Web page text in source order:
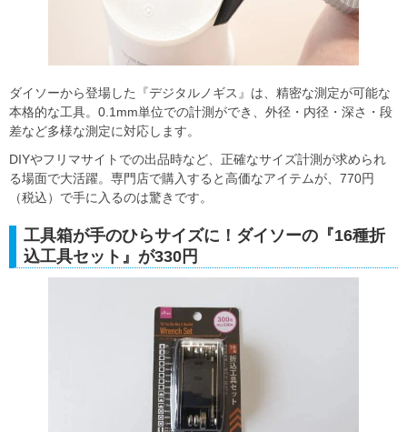
ダイソーから登場した『デジタルノギス』は、精密な測定が可能な
本格的な工具。0.1mm単位での計測ができ、外径・内径・深さ・段
差など多様な測定に対応します。
DIYやフリマサイトでの出品時など、正確なサイズ計測が求められ
る場面で大活躍。専門店で購入すると高価なアイテムが、770円
（税込）で手に入るのは驚きです。
工具箱が手のひらサイズに！ダイソーの『16種折
込工具セット』が330円